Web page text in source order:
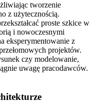
tworzenie
z użytecznością.
proste szkice w
i nowoczesnymi
eksperymentowanie z
projektów.
czy modelowanie,
uwagę pracodawców.